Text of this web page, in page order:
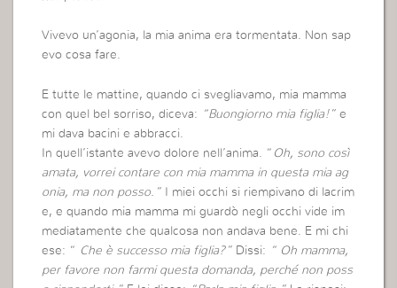
Vivevo un’agonia, la mia anima era tormentata. Non sap
evo cosa fare.
E tutte le mattine, quando ci svegliavamo, mia mamma
con quel bel sorriso, diceva:
“Buongiorno mia figlia!” e
mi dava bacini e abbracci.
In quell’istante avevo dolore nell’anima. “ Oh, sono così
amata, vorrei contare con mia mamma in questa mia ag
onia, ma non posso.” I miei occhi si riempivano di lacrim
e, e quando mia mamma mi guardò negli occhi vide im
mediatamente che qualcosa non andava bene. E mi chi
ese: “ Che è successo mia figlia?” Dissi:
“ Oh mamma,
per favore non farmi questa domanda, perché non poss